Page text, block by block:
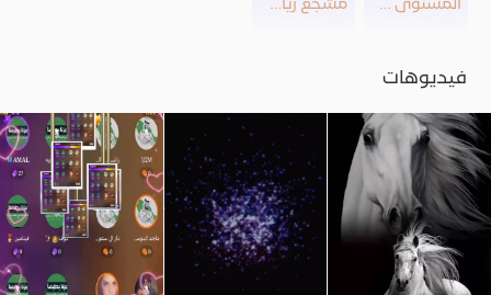
المستوى 24 مشجع رياضي
فيديوهات